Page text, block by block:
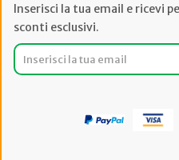
Inserisci la tua email e ricevi
sconti esclusivi.